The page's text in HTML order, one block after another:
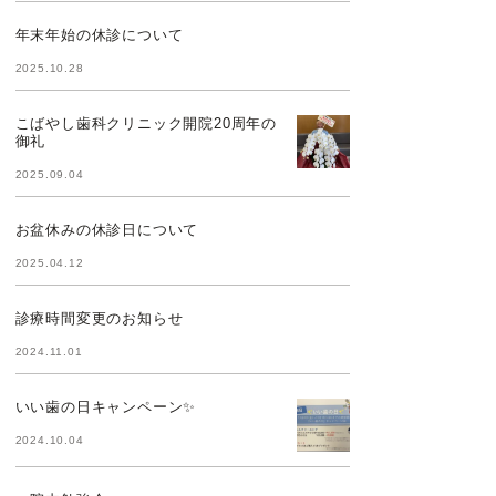
年末年始の休診について
2025.10.28
こばやし歯科クリニック開院20周年の
御礼
2025.09.04
お盆休みの休診日について
2025.04.12
診療時間変更のお知らせ
2024.11.01
いい歯の日キャンペーン✨
2024.10.04